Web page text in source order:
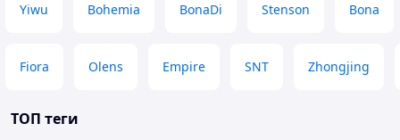
Yiwu Bohemia BonaDi Stenson Bona
Fiora Olens Empire SNT Zhongjing
ТОП теги